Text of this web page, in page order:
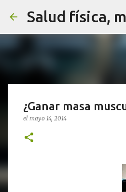
Salud física,
¿Ganar masa
el mayo 14, 2014